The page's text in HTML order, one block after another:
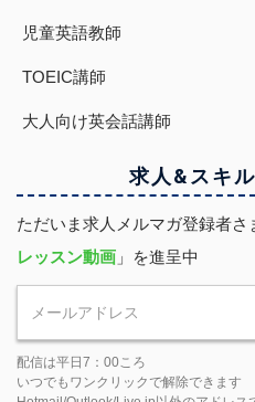
児童英語教師
TOEIC講師
大人向け英会話講師
求人&スキル
ただいま求人メルマガ登録者さ
レッスン動画 」を進呈中
配信は平日7：00ころ
いつでもワンクリックで解除できます